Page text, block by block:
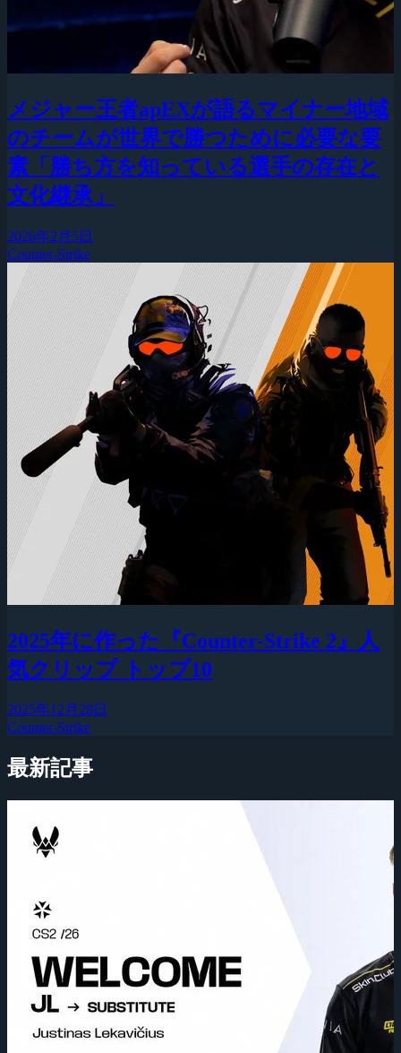
メジャー王者apEXが語るマイナー地域
のチームが世界で勝つために必要な要
素「勝ち方を知っている選手の存在と
文化継承」
2026年2月5日
Counter-Strike
2025年に作った『Counter-Strike 2』人
気クリップ トップ10
2025年12月28日
Counter-Strike
最新記事